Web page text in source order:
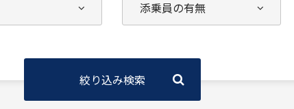
絞り込み検索